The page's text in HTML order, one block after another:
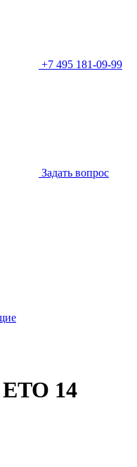
+7 495 181-09-99
Задать вопрос
14